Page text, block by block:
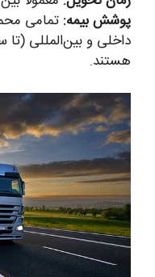
پوشش بیمه: تمامی
هستند.